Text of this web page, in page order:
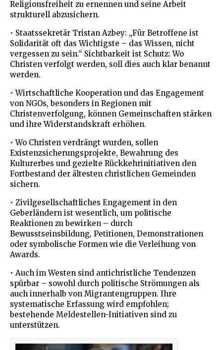
Religionsfreiheit zu ernennen und seine Arbeit
strukturell abzusichern.
• Staatssekretär Tristan Azbey: „Für Betroffene ist
Solidarität oft das Wichtigste – das Wissen, nicht
vergessen zu sein.“ Sichtbarkeit ist Schutz: Wo
Christen verfolgt werden, soll dies auch klar benannt
werden.
• Wirtschaftliche Kooperation und das Engagement
von NGOs, besonders in Regionen mit
Christenverfolgung, können Gemeinschaften stärken
und ihre Widerstandskraft erhöhen.
• Wo Christen verdrängt wurden, sollen
Existenzsicherungsprojekte, Bewahrung des
Kulturerbes und gezielte Rückkehrinitiativen den
Fortbestand der ältesten christlichen Gemeinden
sichern.
• Zivilgesellschaftliches Engagement in den
Geberländern ist wesentlich, um politische
Reaktionen zu bewirken – durch
Bewusstseinsbildung, Petitionen, Demonstrationen
oder symbolische Formen wie die Verleihung von
Awards.
• Auch im Westen sind antichristliche Tendenzen
spürbar – sowohl durch politische Strömungen als
auch innerhalb von Migrantengruppen. Ihre
systematische Erfassung wird empfohlen;
bestehende Meldestellen-Initiativen sind zu
unterstützen.